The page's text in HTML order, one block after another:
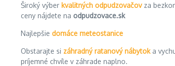
Široký výber kvalitných odpudzovačovza
ceny nájdete na odpudzovace.sk
Najlepšie domáce meteostanice
Obstarajte si záhradný ratanový nábytoka
príjemné chvíle v záhrade naplno.